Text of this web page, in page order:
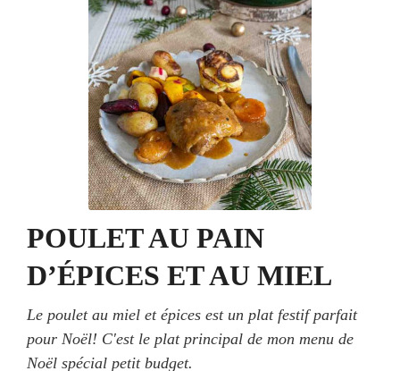
POULET AU PAIN
D’ÉPICES ET AU MIEL
Le poulet au miel et épices est un plat festif parfait
pour Noël! C'est le plat principal de mon menu de
Noël spécial petit budget.